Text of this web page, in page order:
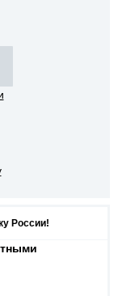
России!